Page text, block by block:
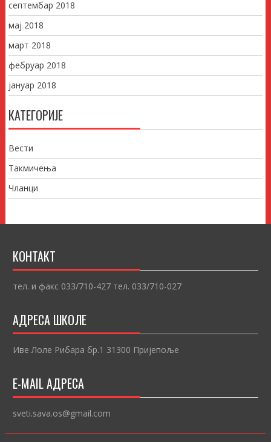
септембар 2018
мај 2018
март 2018
фебруар 2018
јануар 2018
КАТЕГОРИЈЕ
Вести
Такмичења
Чланци
КОНТАКТ
тел. и факс 033/710-427 тел. 033/710-027
АДРЕСА ШКОЛЕ
Иве Лоле Рибара бр.1 31300 Пријепоље
E-MAIL АДРЕСА
sveti.sava.os@gmail.com